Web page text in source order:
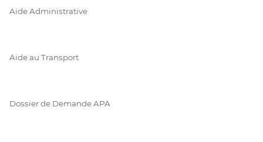
Aide Administrative
Aide au Transport
Dossier de Demande APA